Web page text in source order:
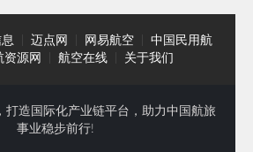
迈点网 网易航空
中国民用航
资源网 航空在线 关于我们
打造国际化产业链平台，助力中国航旅
事业稳步前行!